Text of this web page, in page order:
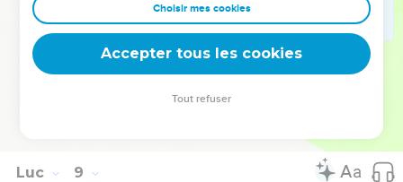
Mais il [les fit tous sortir, ] prit la jeune fille par la main et
dit d'une voix forte : « Mon enfant, lève-toi. »
Son esprit revint en elle et elle se leva immédiatement ;
il leur recommanda de ne dire à personne ce qui était arrivé.
Luc 9
Choisir mes cookies
Accepter tous les cookies
Tout refuser